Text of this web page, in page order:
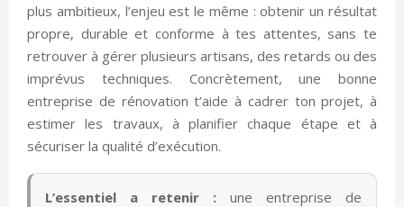
plus ambitieux, l’enjeu est le même : obtenir un résultat
propre, durable et conforme à tes attentes, sans te
retrouver à gérer plusieurs artisans, des retards ou des
imprévus techniques. Concrètement, une bonne
entreprise de rénovation t’aide à cadrer ton projet, à
estimer les travaux, à planifier chaque étape et à
sécuriser la qualité d’exécution.
L’essentiel a retenir : une entreprise de